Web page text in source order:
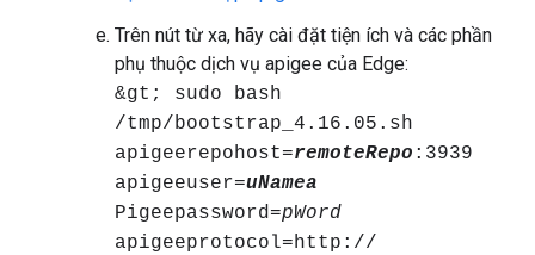
Trên nút từ xa, hãy cài đặt tiện ích và các phần
phụ thuộc dịch vụ apigee của Edge:
&gt; sudo bash
/tmp/bootstrap_4.16.05.sh
apigeerepohost=remoteRepo :3939
apigeeuser=uNamea
Pigeepassword=pWord
apigeeprotocol=http://